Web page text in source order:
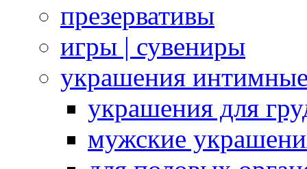
презервативы
игры | сувениры
украшения
украшения для
мужские